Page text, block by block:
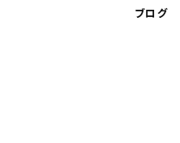
ブログ